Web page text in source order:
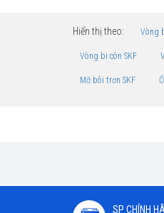
Hiển thị theo: Vòng
Vòng bi côn SKF
Mỡ bôi trơn SKF
SP CHÍNH